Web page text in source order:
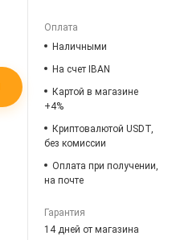
Оплата
Наличными
На счет IBAN
Картой в магазине
+4%
Криптовалютой USDT,
без комиссии
Оплата при получении,
на почте
Гарантия
14 дней от магазина